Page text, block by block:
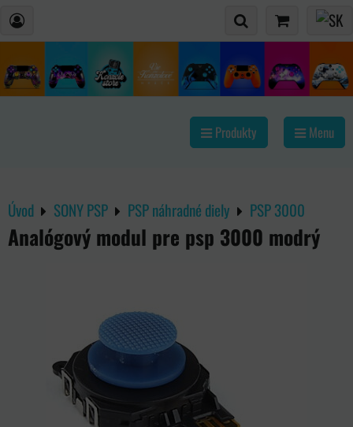
Produkty Menu
Úvod SONY PSP PSP náhradné diely PSP 3000
Analógový modul pre psp 3000 modrý